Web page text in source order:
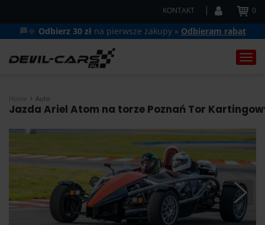
KONTAKT 0
🏁🔆 Odbierz 30 zł na pierwsze zakupy » Odbieram rabat
Home Auto
Jazda Ariel Atom na torze Poznań Tor